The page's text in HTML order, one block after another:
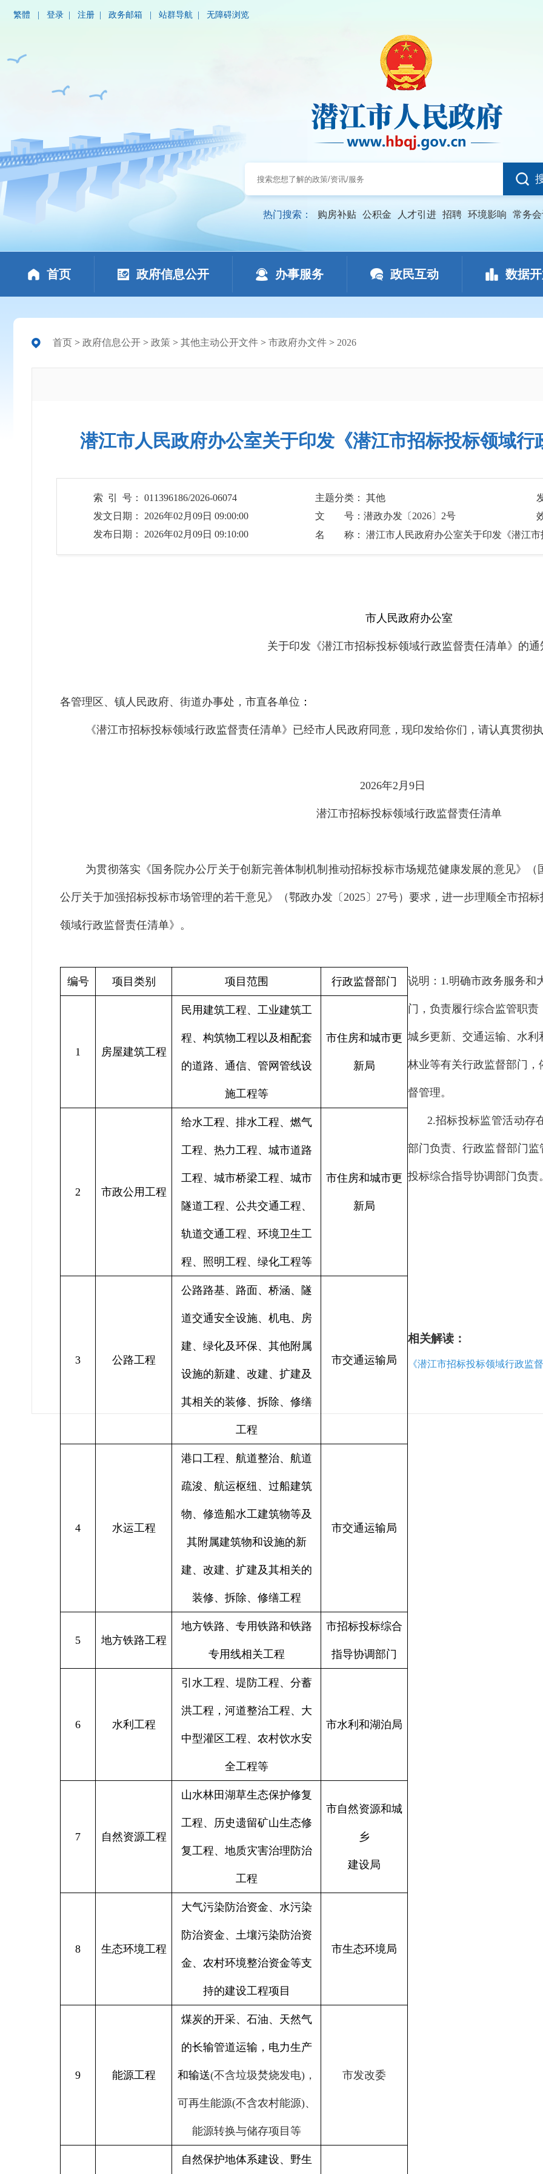
繁體 登录 注册 政务邮箱 站群导航 无障碍浏览
热门搜索： 购房补贴 公积金 人才引进 招聘 环境影响 常务
首页 政府信息公开 办事服务 政民互动 数据
首页 > 政府信息公开 > 政策 > 其他主动公开文件 > 市政府办文件 > 2026
潜江市人民政府办公室关于印发《潜江市招标投标领域行
索 引 号： 011396186/2026-06074 主题分类： 其他
发文日期： 2026年02月09日 09:00:00
文 号：潜政办发〔2026〕2号
发布日期： 2026年02月09日 09:10:00
名 称： 潜江市人民政府办公室关于印发《潜江市
市人民政府办公室
关于印发《潜江市招标投标领域行政监督责任清单》的通
各管理区、镇人民政府、街道办事处，市直各单位 ：
《潜江市招标投标领域行政监督责任清单》已经市人民政府 同意 ，现印发给你们，请认真贯彻执
2026年2 月 9 日
潜江市招标投标领域行政监督责任清单
为贯彻落实《国务院办公厅关于创新完善体制机制推动招标投标市场规范健康发展的意见》（
公厅关于加强招标投标市场管理的若干意见》（鄂政办发〔 2025 〕 27号）要求，进一步理顺全市招
领域行政监督责任清单》。
编号 项目类别 项目范围 行政监督部门
1 房屋建筑工程
民用建筑工程、工业建筑工
程、构筑物工程以及相配套
的道路、通信、管网管线设
施工程等
市住房和城市更
新局
2 市政公用工程
给水工程、排水工程、燃气
工程、热力工程、城市道路
工程、城市桥梁工程、城市
隧道工程、公共交通工程、
轨道交通工程、环境卫生工
程、照明工程、绿化工程等
市住房和城市更
新局
3 公路工程
公路路基、路面、桥涵、隧
道交通安全设施、机电、房
建、绿化及环保、其他附属
设施的新建、改建、扩建及
其相关的装修、拆除、修缮
工程
市交通运输局
4 水运工程
港口工程、航道整治、航道
疏浚、航运枢纽、过船建筑
物、修造船水工建筑物等及
其附属建筑物和设施的新
建、改建、扩建及其相关的
装修、拆除、修缮工程
市交通运输局
5 地方铁路工程
地方铁路、专用铁路和铁路
专用线相关工程
市招标投标综合
指导协调部门
6 水利工程
引水工程、堤防工程、分蓄
洪工程，河道整治工程、大
中型灌区工程、农村饮水安
全工程等
市水利 和湖泊局
7 自然资源工程
山水林田湖草生态保护修复
工程、历史遗留矿山生态修
复工程、地质灾害治理防治
工程
市自然资源和城
乡
建设局
8 生态环境工程
大气污染防治资金、水污染
防治资金、土壤污染防治资
金、农村环境整治资金等支
持的建设工程项目
市生态环境局
9 能源工程
煤炭的开采、石油、天然气
的长输管道运输，电力生产
和输送(不含垃圾焚烧发电)，
可再生能源(不含农村能源)、
能源转换与储存项目等
市发改委
自然保护地体系建设、野生
说明： 1.明确市政务服务和
门，负责履行综合监管职
城乡更新、交通运输、水利
林业等有关行政监督部门
督管理。
2.招标投标监管活动存
部门负责、行政监督部门
投标综合指导协调部门负责。
相关解读：
《潜江市招标投标领域行政监